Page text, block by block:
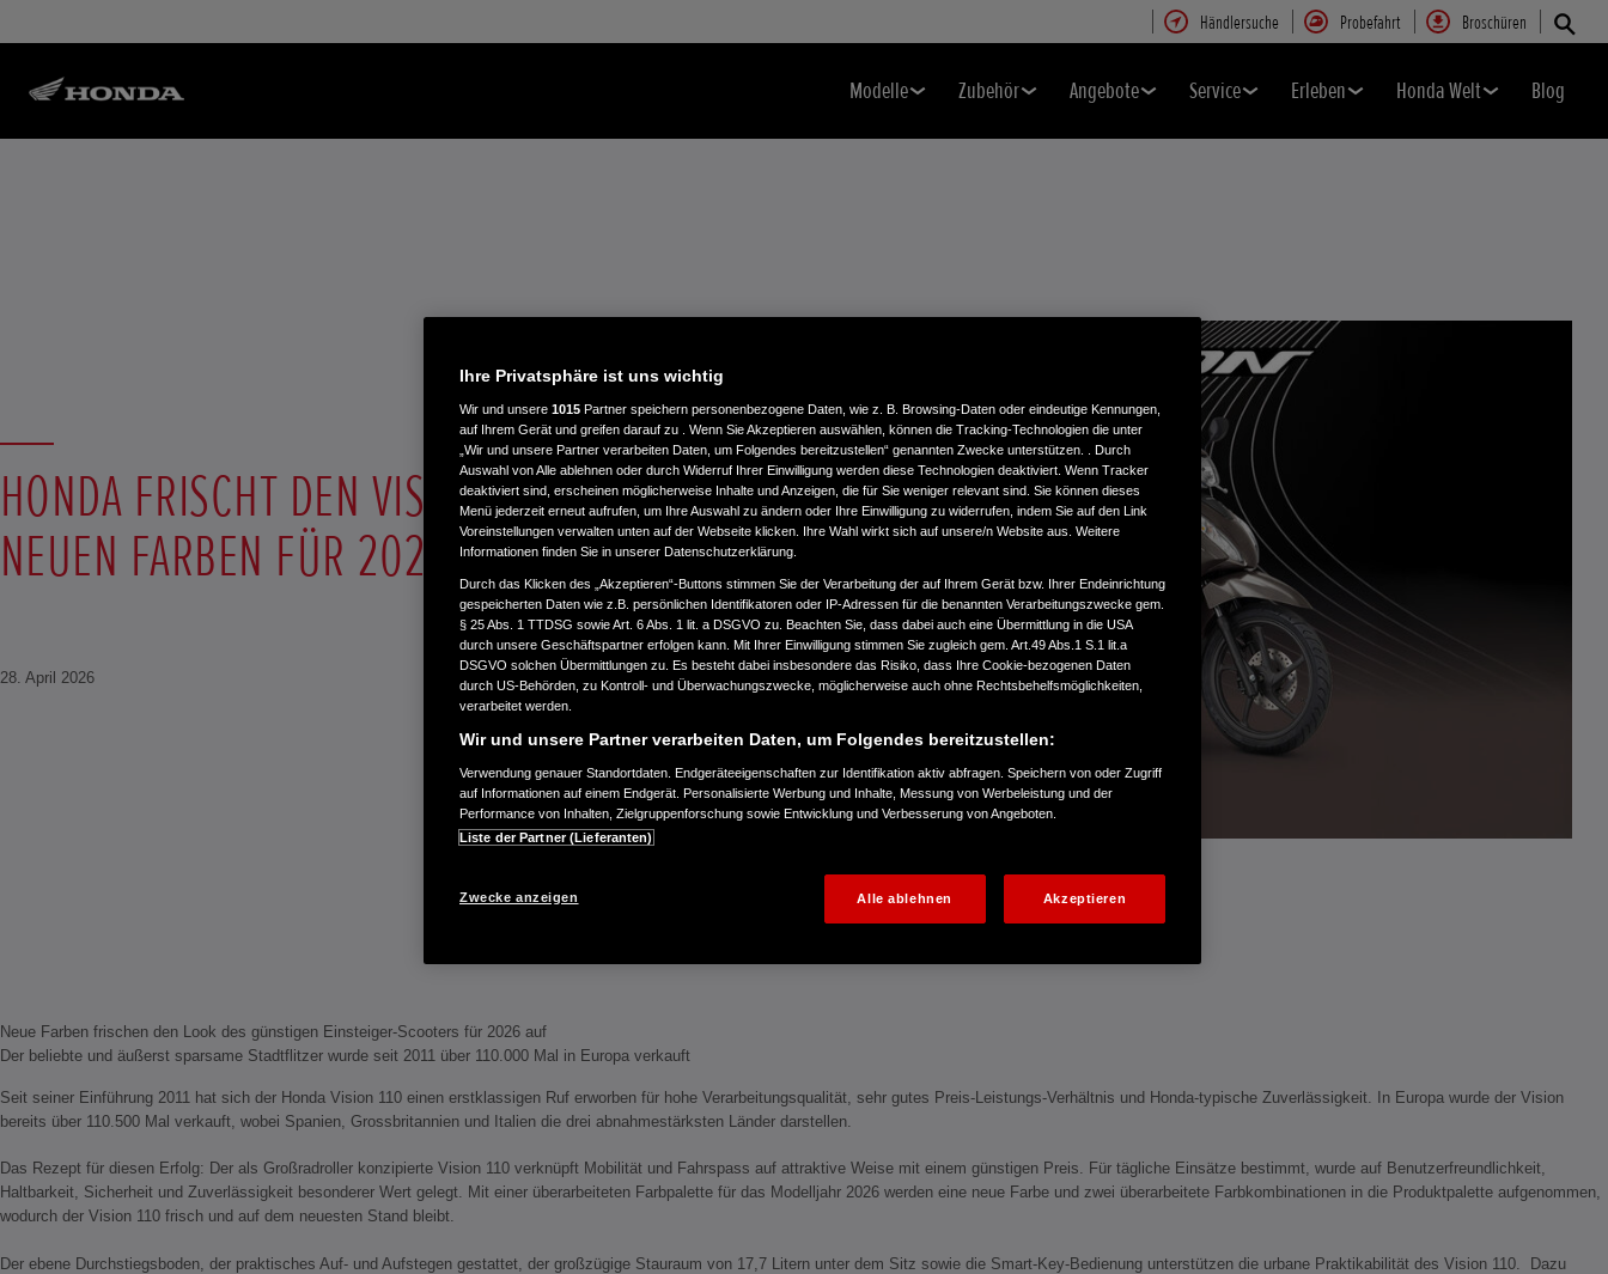
Händlersuche Probefahrt Broschüren
Modelle Zubehör Angebote Service Erleben Honda Welt Blog
HONDA FRISCHT DEN VISION 110 MIT
NEUEN FARBEN FÜR 2026 AUF
28. April 2026
Neue Farben frischen den Look des günstigen Einsteiger-Scooters für 2026 auf
Der beliebte und äußerst sparsame Stadtflitzer wurde seit 2011 über 110.000 Mal in Europa verkauft
Seit seiner Einführung 2011 hat sich der Honda Vision 110 einen erstklassigen Ruf erworben für hohe Verarbeitungsqualität, sehr gutes Preis-Leistungs-Verhältnis und Honda-typische Zuverlässigkeit. In Europa wurde der Vision
bereits über 110.500 Mal verkauft, wobei Spanien, Grossbritannien und Italien die drei abnahmestärksten Länder darstellen.
Das Rezept für diesen Erfolg: Der als Großradroller konzipierte Vision 110 verknüpft Mobilität und Fahrspass auf attraktive Weise mit einem günstigen Preis. Für tägliche Einsätze bestimmt, wurde auf Benutzerfreundlichkeit,
Haltbarkeit, Sicherheit und Zuverlässigkeit besonderer Wert gelegt. Mit einer überarbeiteten Farbpalette für das Modelljahr 2026 werden eine neue Farbe und zwei überarbeitete Farbkombinationen in die Produktpalette aufgenommen,
wodurch der Vision 110 frisch und auf dem neuesten Stand bleibt.
Der ebene Durchstiegsboden, der praktisches Auf- und Aufstegen gestattet, der großzügige Stauraum von 17,7 Litern unter dem Sitz sowie die Smart-Key-Bedienung unterstützen die urbane Praktikabilität des Vision 110. Dazu
Ihre Privatsphäre ist uns wichtig
Wir und unsere 1015 Partner speichern personenbezogene Daten, wie z. B. Browsing-Daten oder eindeutige Kennungen,
auf Ihrem Gerät und greifen darauf zu . Wenn Sie Akzeptieren auswählen, können die Tracking-Technologien die unter
„Wir und unsere Partner verarbeiten Daten, um Folgendes bereitzustellen“ genannten Zwecke unterstützen. . Durch
Auswahl von Alle ablehnen oder durch Widerruf Ihrer Einwilligung werden diese Technologien deaktiviert. Wenn Tracker
deaktiviert sind, erscheinen möglicherweise Inhalte und Anzeigen, die für Sie weniger relevant sind. Sie können dieses
Menü jederzeit erneut aufrufen, um Ihre Auswahl zu ändern oder Ihre Einwilligung zu widerrufen, indem Sie auf den Link
Voreinstellungen verwalten unten auf der Webseite klicken. Ihre Wahl wirkt sich auf unsere/n Website aus. Weitere
Informationen finden Sie in unserer Datenschutzerklärung.
Durch das Klicken des „Akzeptieren“-Buttons stimmen Sie der Verarbeitung der auf Ihrem Gerät bzw. Ihrer Endeinrichtung
gespeicherten Daten wie z.B. persönlichen Identifikatoren oder IP-Adressen für die benannten Verarbeitungszwecke gem.
§ 25 Abs. 1 TTDSG sowie Art. 6 Abs. 1 lit. a DSGVO zu. Beachten Sie, dass dabei auch eine Übermittlung in die USA
durch unsere Geschäftspartner erfolgen kann. Mit Ihrer Einwilligung stimmen Sie zugleich gem. Art.49 Abs.1 S.1 lit.a
DSGVO solchen Übermittlungen zu. Es besteht dabei insbesondere das Risiko, dass Ihre Cookie-bezogenen Daten
durch US-Behörden, zu Kontroll- und Überwachungszwecke, möglicherweise auch ohne Rechtsbehelfsmöglichkeiten,
verarbeitet werden.
Wir und unsere Partner verarbeiten Daten, um Folgendes bereitzustellen:
Verwendung genauer Standortdaten. Endgeräteeigenschaften zur Identifikation aktiv abfragen. Speichern von oder Zugriff
auf Informationen auf einem Endgerät. Personalisierte Werbung und Inhalte, Messung von Werbeleistung und der
Performance von Inhalten, Zielgruppenforschung sowie Entwicklung und Verbesserung von Angeboten.
Liste der Partner (Lieferanten)
Zwecke anzeigen Alle ablehnen Akzeptieren